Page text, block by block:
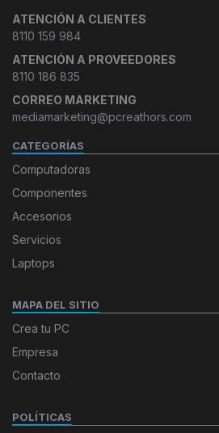
ATENCIÓN A CLIENTES
8110 159 984
ATENCIÓN A PROVEEDORES
8110 186 835
CORREO MARKETING
mediamarketing@pcreathors.com
CATEGORÍAS
Computadoras
Componentes
Accesorios
Servicios
Laptops
MAPA DEL SITIO
Crea tu PC
Empresa
Contacto
POLÍTICAS